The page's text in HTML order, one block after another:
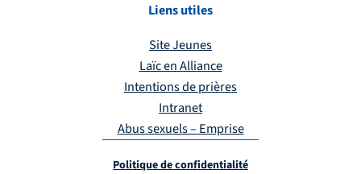
Liens utiles
Site Jeunes
Laïc en Alliance
Intentions de prières
Intranet
Abus sexuels – Emprise
Politique de confidentialité